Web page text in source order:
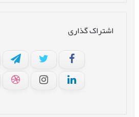
اشتراک گذاری